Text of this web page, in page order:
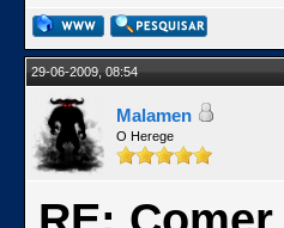
29-06-2009, 08:54
Malamen
O Herege